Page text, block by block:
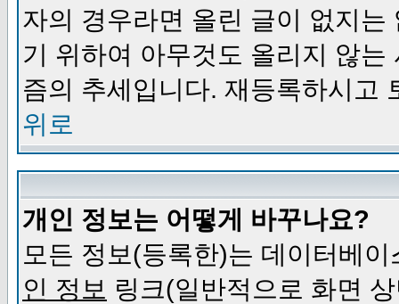
자의 경우라면 올린 글이 없지
기 위하여 아무것도 올리지 않
즘의 추세입니다. 재등록하시고
위로
개인 정보는 어떻게 바꾸나요?
모든 정보(등록한)는 데이터베
인 정보 링크(일반적으로 화면